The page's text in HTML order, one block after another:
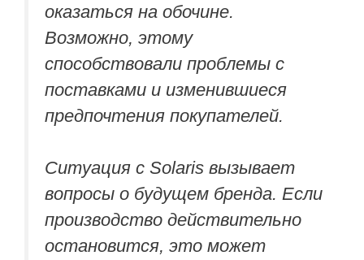
оказаться на обочине.
Возможно, этому
способствовали проблемы с
поставками и изменившиеся
предпочтения покупателей.
Ситуация с Solaris вызывает
вопросы о будущем бренда. Если
производство действительно
остановится, это может